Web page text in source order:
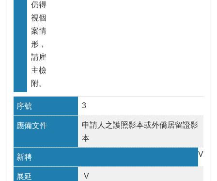
仍得
視個
案情
形，
請雇
主檢
附。
3
申請人之護照影本或外僑居留證影
本
V
V